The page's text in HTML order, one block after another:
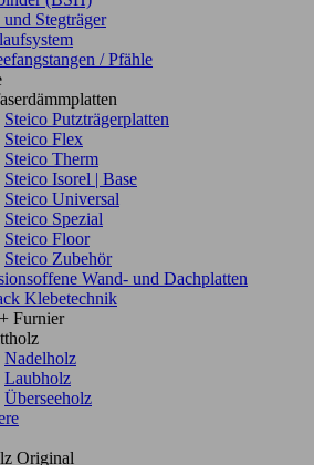
Stegträger
/ Pfähle
Steico Putzträgerplatten
Steico Flex
Steico Therm
Steico Isorel | Base
Steico Universal
Steico Spezial
Steico Floor
Steico Zubehör
Wand- und Dachplatten
Klebetechnik
Furnier
Nadelholz
Laubholz
Überseeholz
Original